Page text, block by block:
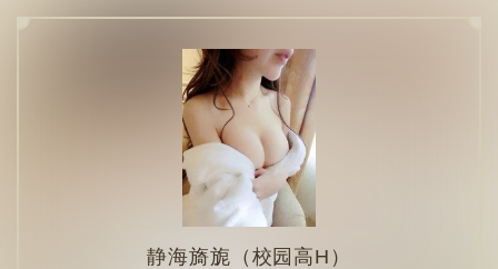
静海旖旎（校园高H）